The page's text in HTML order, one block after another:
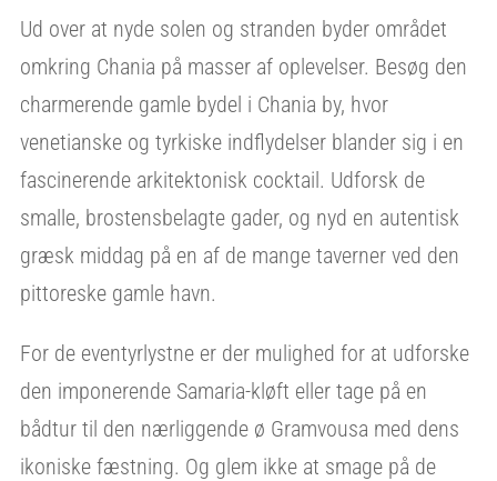
Ud over at nyde solen og stranden byder området
omkring Chania på masser af oplevelser. Besøg den
charmerende gamle bydel i Chania by, hvor
venetianske og tyrkiske indflydelser blander sig i en
fascinerende arkitektonisk cocktail. Udforsk de
smalle, brostensbelagte gader, og nyd en autentisk
græsk middag på en af de mange taverner ved den
pittoreske gamle havn.
For de eventyrlystne er der mulighed for at udforske
den imponerende Samaria-kløft eller tage på en
bådtur til den nærliggende ø Gramvousa med dens
ikoniske fæstning. Og glem ikke at smage på de